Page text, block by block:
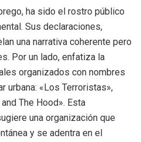
ha sido el rostro público
Sus declaraciones,
una narrativa coherente pero
Por un lado, enfatiza la
organizados con nombres
urbana: «Los Terroristas»,
The Hood». Esta
una organización que
y se adentra en el